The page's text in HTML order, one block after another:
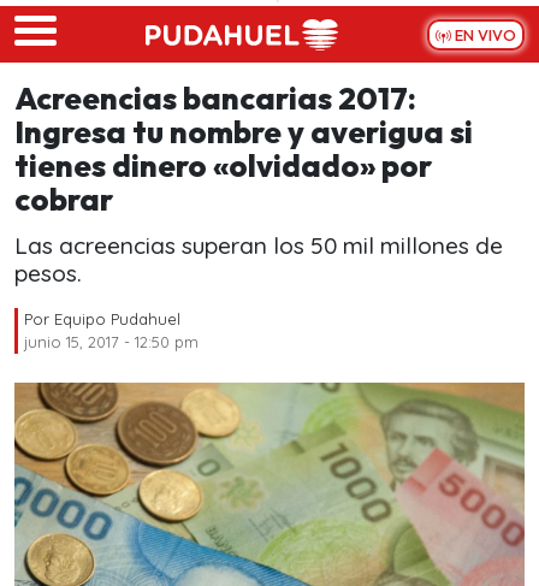
Skip to main content
EN VIVO
Acreencias bancarias 2017:
Ingresa tu nombre y averigua si
tienes dinero «olvidado» por
cobrar
Las acreencias superan los 50 mil millones de
pesos.
Por Equipo Pudahuel
junio 15, 2017 - 12:50 pm